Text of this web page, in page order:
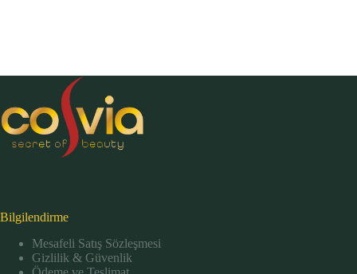
Bilgilendirme
Mesafeli Satış Sözleşmesi
Gizlilik & Güvenlik